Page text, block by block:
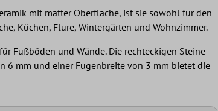
mit matter Oberfläche, ist sie sowohl für den
Küchen, Flure, Wintergärten und Wohnzimmer.
Fußböden und Wände. Die rechteckigen Steine
6 mm und einer Fugenbreite von 3 mm bietet die